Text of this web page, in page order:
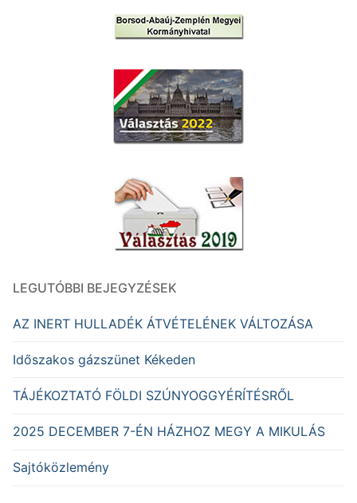
LEGUTÓBBI BEJEGYZÉSEK
AZ INERT HULLADÉK ÁTVÉTELÉNEK VÁLTOZÁSA
Időszakos gázszünet Kékeden
TÁJÉKOZTATÓ FÖLDI SZÚNYOGGYÉRÍTÉSRŐL
2025 DECEMBER 7-ÉN HÁZHOZ MEGY A MIKULÁS
Sajtóközlemény